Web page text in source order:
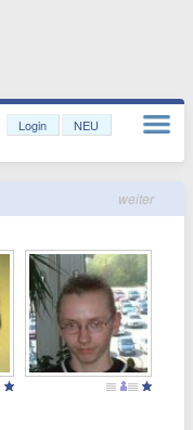
Login NEU
weiter